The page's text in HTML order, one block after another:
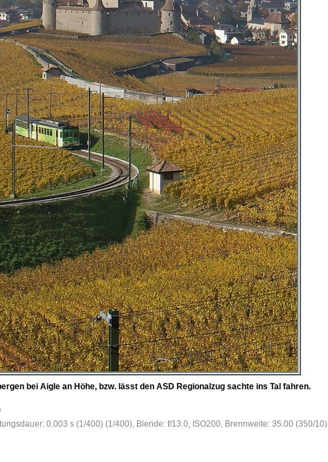
bei Aigle an Höhe, bzw. lässt den ASD Regionalzug sachte ins Tal fahren.
0.003 s (1/400) (1/400), Blende: f/13.0, ISO200, Brennweite: 35.00 (350/10)